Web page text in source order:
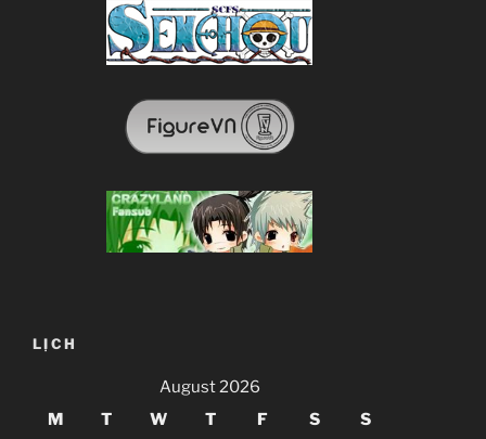
LỊCH
August 2026
M
T W T F S S